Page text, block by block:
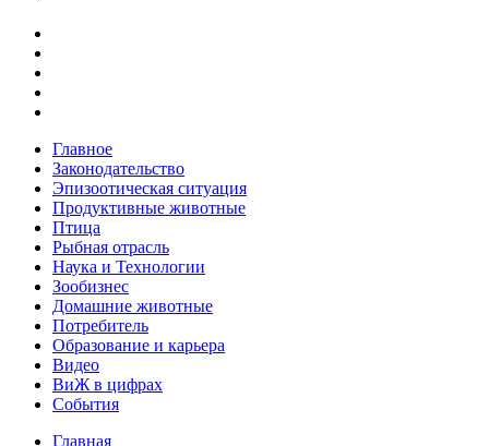
Главное
Законодательство
Эпизоотическая ситуация
Продуктивные животные
Птица
Рыбная отрасль
Наука и Технологии
Зообизнес
Домашние животные
Потребитель
Образование и карьера
Видео
ВиЖ в цифрах
События
Главная